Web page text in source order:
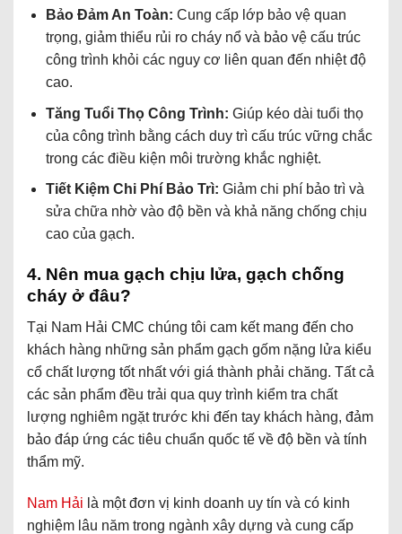
Bảo Đảm An Toàn: Cung cấp lớp bảo vệ quan
trọng, giảm thiểu rủi ro cháy nổ và bảo vệ cấu trúc
công trình khỏi các nguy cơ liên quan đến nhiệt độ
cao.
Tăng Tuổi Thọ Công Trình: Giúp kéo dài tuổi thọ
của công trình bằng cách duy trì cấu trúc vững chắc
trong các điều kiện môi trường khắc nghiệt.
Tiết Kiệm Chi Phí Bảo Trì: Giảm chi phí bảo trì và
sửa chữa nhờ vào độ bền và khả năng chống chịu
cao của gạch.
4. Nên mua gạch chịu lửa, gạch chống
cháy ở đâu?
Tại Nam Hải CMC chúng tôi cam kết mang đến cho
khách hàng những sản phẩm gạch gốm nặng lửa kiểu
cổ chất lượng tốt nhất với giá thành phải chăng. Tất cả
các sản phẩm đều trải qua quy trình kiểm tra chất
lượng nghiêm ngặt trước khi đến tay khách hàng, đảm
bảo đáp ứng các tiêu chuẩn quốc tế về độ bền và tính
thẩm mỹ.
Nam Hải là một đơn vị kinh doanh uy tín và có kinh
nghiệm lâu năm trong ngành xây dựng và cung cấp